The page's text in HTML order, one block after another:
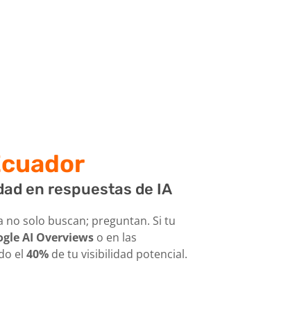
en respuestas de IA
no solo buscan; preguntan. Si tu
AI Overviewso en las
el 40%de tu visibilidad potencial.